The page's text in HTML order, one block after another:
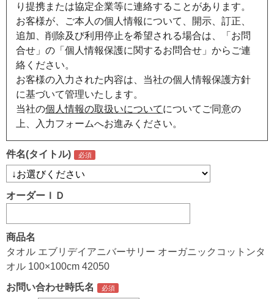
り提携または協定企業等に連絡することがあります。
お客様が、ご本人の個人情報について、開示、訂正、
追加、削除及び利用停止を希望される場合は、「お問
合せ」の「個人情報保護に関するお問合せ」からご連
絡ください。
お客様の入力された内容は、当社の個人情報保護方針
に基づいて管理いたします。
当社の個人情報の取扱いについてについてご同意の
上、入力フォームへお進みください。
件名(タイトル)
オーダーＩＤ
商品名
タオル エブリデイアニバーサリー オーガニックコットンタ
オル 100×100cm 42050
お問い合わせ時氏名